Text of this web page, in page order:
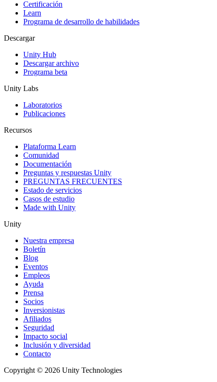
Certificación
Learn
Programa de desarrollo de habilidades
Descargar
Unity Hub
Descargar archivo
Programa beta
Unity Labs
Laboratorios
Publicaciones
Recursos
Plataforma Learn
Comunidad
Documentación
Preguntas y respuestas Unity
PREGUNTAS FRECUENTES
Estado de servicios
Casos de estudio
Made with Unity
Unity
Nuestra empresa
Boletín
Blog
Eventos
Empleos
Ayuda
Prensa
Socios
Inversionistas
Afiliados
Seguridad
Impacto social
Inclusión y diversidad
Contacto
Copyright © 2026 Unity Technologies